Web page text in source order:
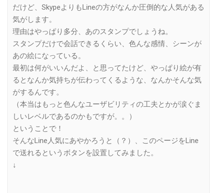
だけど、SkypeよりもLineの方がなんか圧倒的な人気がある
気がします。
理由はやっぱり多分、あのスタンプでしょうね。
スタンプだけで会話できるくらい、色んな感情、シーンが
あの絵になっている。
最初は何がいいんだよ、と思ってたけど、やっぱり絵が有
るとなんか気持ちが伝わってくるような、なんかそんな気
がするんです。
（本当はもっと色んなユーザビリティの工夫とかが涙ぐま
しいレベルであるのかもですが。。）
ということで！
そんなLine人気にあやかろうと（？）、このページをLine
で送れるというボタンを設置してみました。
↓